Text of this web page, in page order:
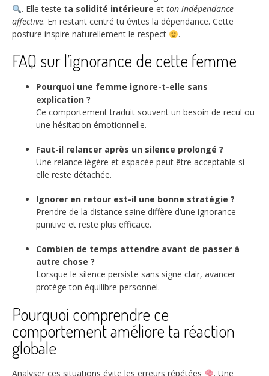
. Elle teste ta solidité intérieure et ton indépendance
affective. En restant centré tu évites la dépendance. Cette
posture inspire naturellement le respect
.
FAQ sur l’ignorance de cette femme
Pourquoi une femme ignore-t-elle sans
explication ?
Ce comportement traduit souvent un besoin de recul ou
une hésitation émotionnelle.
Faut-il relancer après un silence prolongé ?
Une relance légère et espacée peut être acceptable si
elle reste détachée.
Ignorer en retour est-il une bonne stratégie ?
Prendre de la distance saine diffère d’une ignorance
punitive et reste plus efficace.
Combien de temps attendre avant de passer à
autre chose ?
Lorsque le silence persiste sans signe clair, avancer
protège ton équilibre personnel.
Pourquoi comprendre ce
comportement améliore ta réaction
globale
Analyser ces situations évite les erreurs répétées
. Une